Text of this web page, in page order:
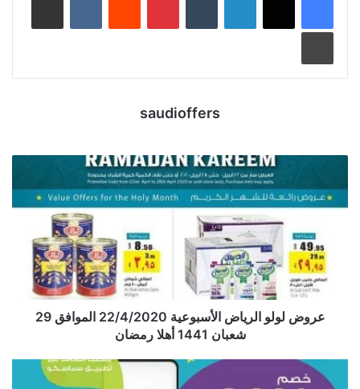
saudioffers
عروض لولو الرياض الأسبوعية 22/4/2020 الموافق 29
شعبان 1441 أهلا رمضان